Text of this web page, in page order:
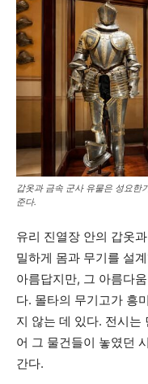
갑옷과 금속 군사 유물은 성요한
준다.
유리 진열장 안의 갑옷
밀하게 몸과 무기를 설
아름답지만, 그 아름다
다. 몰타의 무기고가 흥
지 않는 데 있다. 전시는
어 그 물건들이 놓였던
간다.